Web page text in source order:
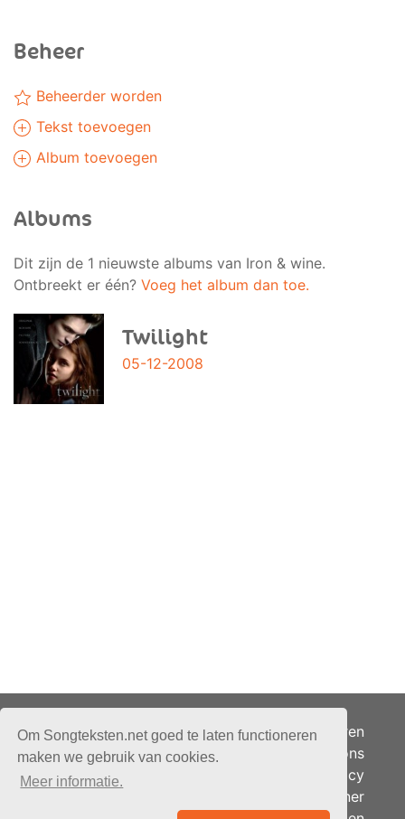
Om Songteksten.net goed te laten functioneren
maken we gebruik van cookies.
Meer informatie.
Beheer
Beheerder worden
Tekst toevoegen
Album toevoegen
Albums
Dit zijn de 1 nieuwste albums van Iron & wine.
Ontbreekt er één? Voeg het album dan toe.
Twilight
05-12-2008
Adverteren
Over ons
Je privacy
Partner